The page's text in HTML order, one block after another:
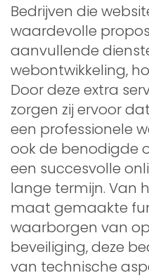
Bedrijven die
waardevolle
aanvullende
webontwikkeling,
Door deze extra
zorgen zij ervoor
een professionele
ook de benodigde
een succesvolle
lange termijn. Van
maat gemaakte
waarborgen van
beveiliging, deze
van technische